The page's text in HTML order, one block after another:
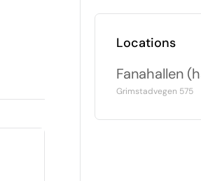
Locations
Fanahallen
Grimstadvegen 575